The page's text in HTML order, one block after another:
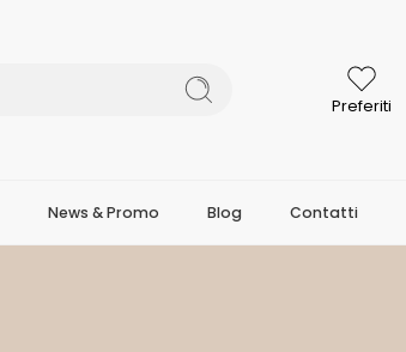
Preferiti
News & Promo Blog Contatti